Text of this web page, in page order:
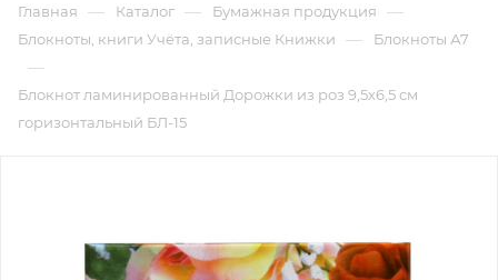
Главная — Каталог — Бумажная продукция —
Блокноты, книги Учёта, записные Книжки — Блокноты А7
—
Блокнот ламинированный Дорожки из роз 9,5х6,5 см
горизонтальный БЛ-15